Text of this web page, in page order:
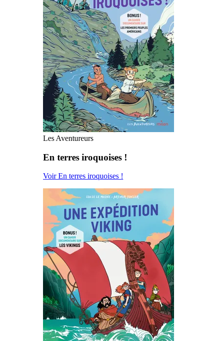
Les Aventureurs
En terres iroquoises !
Voir En terres iroquoises !